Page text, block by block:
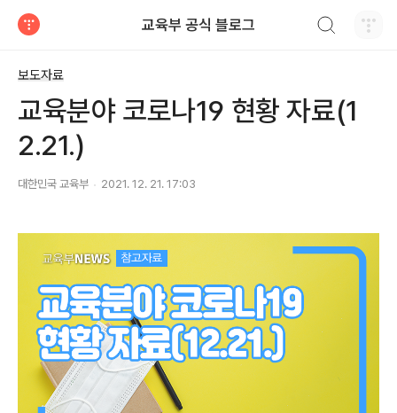
교육부 공식 블로그
보도자료
교육분야 코로나19 현황 자료(1
2.21.)
대한민국 교육부 2021. 12. 21. 17:03